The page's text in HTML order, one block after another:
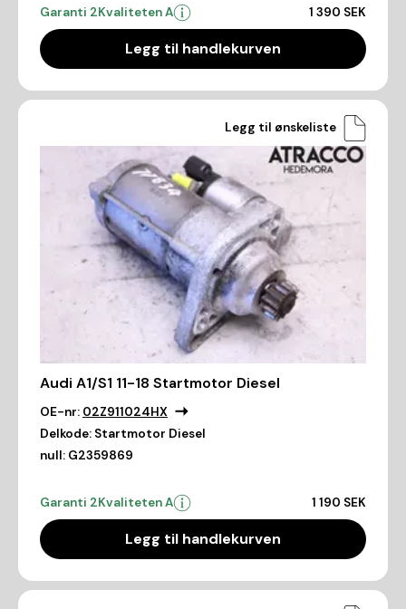
Garanti 2Kvaliteten A 1 390 SEK
Legg til handlekurven
Legg til ønskeliste
Audi A1/S1 11-18 Startmotor Diesel
OE-nr: 02Z911024HX
Delkode: Startmotor Diesel
null: G2359869
Garanti 2Kvaliteten A 1 190 SEK
Legg til handlekurven